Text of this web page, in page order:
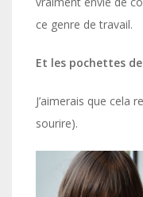
ce genre de travail.
Et les pochettes
J’aimerais que cela
sourire).